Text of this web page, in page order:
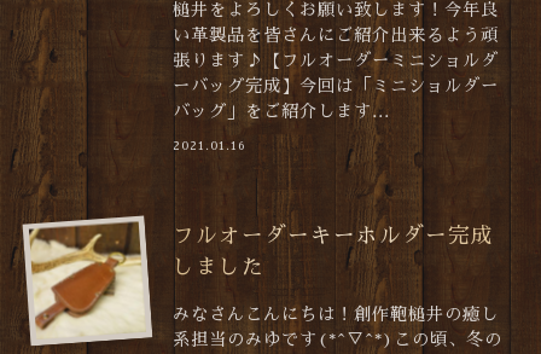
槌井をよろしくお願い致します！今年良
い革製品を皆さんにご紹介出来るよう頑
張ります♪【フルオーダーミニショルダ
ーバッグ完成】今回は「ミニショルダー
バッグ」をご紹介します...
2021.01.16
フルオーダーキーホルダー完成
しました
みなさんこんにちは！創作鞄槌井の癒し
系担当のみゆです(*^▽^*)この頃、冬の